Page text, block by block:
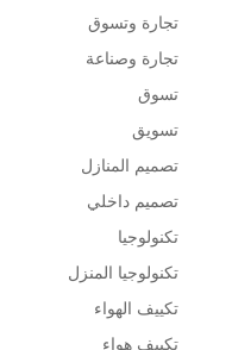
تجارة وتسوق
تجارة وصناعة
تسوق
تسويق
تصميم المنازل
تصميم داخلي
تكنولوجيا
تكنولوجيا المنزل
تكييف الهواء
تكييف هواء